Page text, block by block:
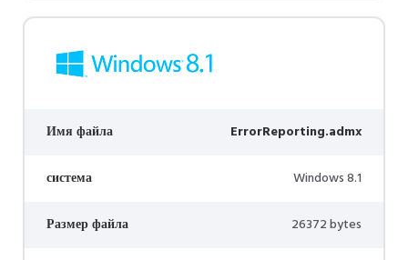
Имя файла ErrorReporting.admx
система Windows 8.1
Размер файла 26372 bytes